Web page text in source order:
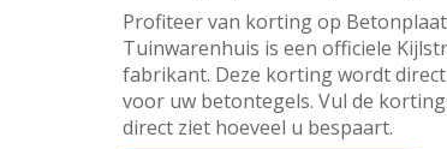
Profiteer van korting op
Tuinwarenhuis is een officiele
fabrikant. Deze korting wordt
voor uw betontegels. Vul de
direct ziet hoeveel u bespaart.